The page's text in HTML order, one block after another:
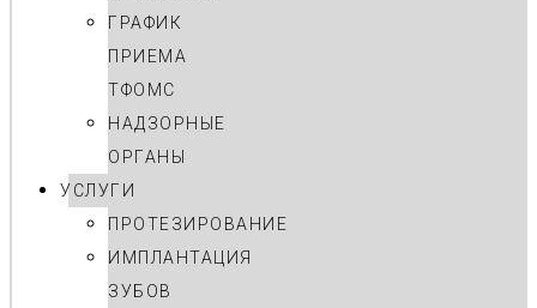
ГРАФИК
ПРИЕМА
ТФОМС
НАДЗОРНЫЕ
ОРГАНЫ
УСЛУГИ
ПРОТЕЗИРОВАНИЕ
ИМПЛАНТАЦИЯ
ЗУБОВ